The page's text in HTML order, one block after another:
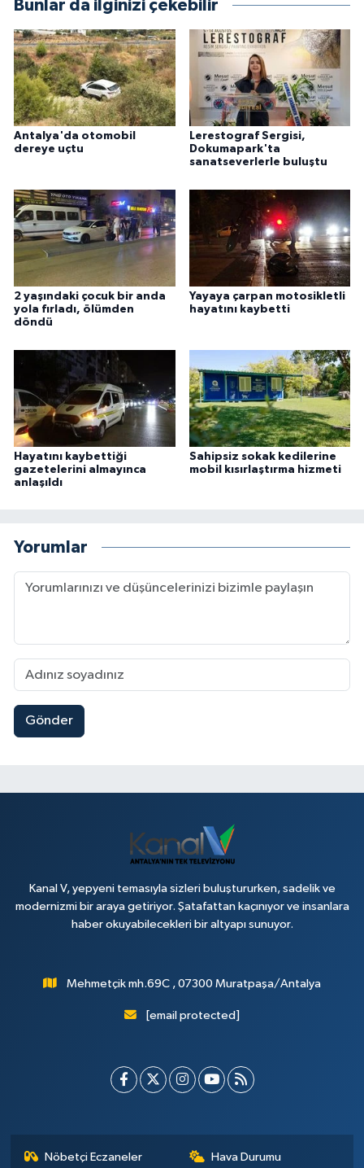
Bunlar da ilginizi çekebilir
Antalya'da otomobil
dereye uçtu
Lerestograf Sergisi,
Dokumapark'ta
sanatseverlerle buluştu
2 yaşındaki çocuk bir anda
yola fırladı, ölümden
döndü
Yayaya çarpan motosikletli
hayatını kaybetti
Hayatını kaybettiği
gazetelerini almayınca
anlaşıldı
Sahipsiz sokak kedilerine
mobil kısırlaştırma hizmeti
Yorumlar
Gönder
Kanal V, yepyeni temasıyla sizleri buluştururken, sadelik ve
modernizmi bir araya getiriyor. Şatafattan kaçınıyor ve insanlara
haber okuyabilecekleri bir altyapı sunuyor.
Mehmetçik mh.69C , 07300 Muratpaşa/Antalya
[email protected]
Nöbetçi Eczaneler Hava Durumu